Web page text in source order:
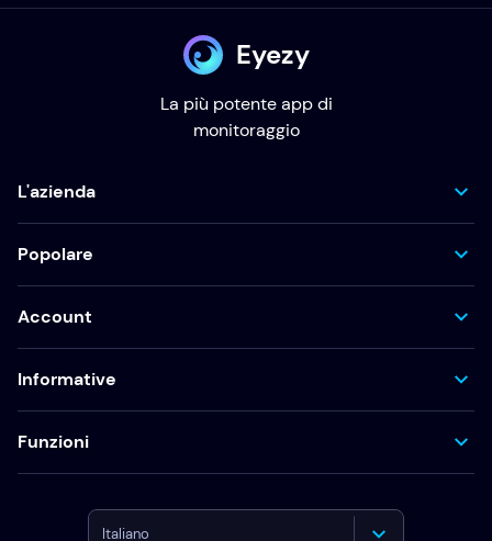
Eyezy
La più potente app di
monitoraggio
L'azienda
Popolare
Account
Informative
Funzioni
Italiano